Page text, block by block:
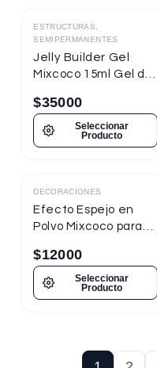
ESTRUCTURAS,
SEMIPERMANENTES
Jelly Builder Gel
Mixcoco 15ml Gel de
$35000
Seleccionar
Producto
Destacado
DECORACIONES
Efecto Espejo en
Polvo Mixcoco para
$12000
Seleccionar
Producto